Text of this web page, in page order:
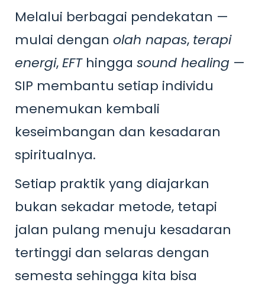
Melalui berbagai pendekatan —
mulai dengan olah napas, terapi
energi,EFThingga sound healing —
SIP membantu setiap individu
menemukan kembali
keseimbangan dan kesadaran
spiritualnya.
Setiap praktik yang diajarkan
bukan sekadar metode, tetapi
jalan pulang menuju kesadaran
tertinggi dan selaras dengan
semesta sehingga kita bisa